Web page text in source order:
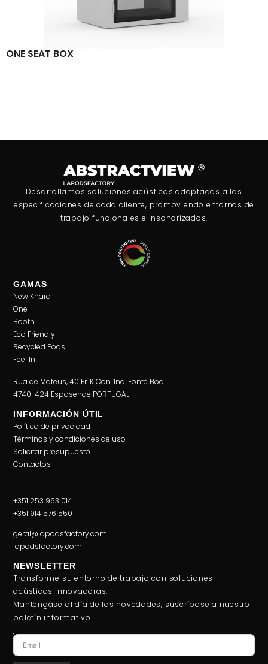
ONE SEAT BOX
Desarrollamos soluciones acústicas adaptadas a las
especificaciones de cada cliente, promoviendo entornos de
trabajo funcionales e insonorizados.
GAMAS
New Khara
One
Booth
Eco Friendly
Recycled Pods
Feel In
Rua de Mateus, 40 Fr. K Con. Ind. Fonte Boa
4740-424 Esposende PORTUGAL
INFORMACIÓN ÚTIL
Política de privacidad
Términos y condiciones de uso
Solicitar presupuesto
Contactos
+351 253 963 014
+351 914 576 550
geral@lapodsfactory.com
lapodsfactory.com
NEWSLETTER
Transforme su entorno de trabajo con soluciones
acústicas innovadoras.
Manténgase al día de las novedades, suscríbase a nuestro
boletín informativo.